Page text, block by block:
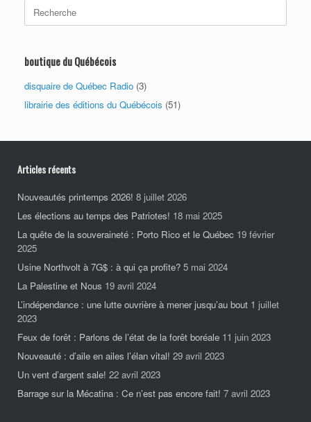
for:
boutique du Québécois
disquaire de Québec Radio (3)
librairie des éditions du Québécois (51)
Articles récents
Nouveautés printemps 2026! 8 juillet 2026
Les élections au temps des Patriotes! 18 mai 2025
La quête de la souveraineté : Porto Rico et le Québec 19 février
2025
Usine Northvolt à 7G$ : à qui ça profite? 5 mai 2024
La Palestine et Nous 19 avril 2024
L’indépendance : une lutte ouvrière à mener jusqu’au bout 1 juillet
2023
Feux de forêt : Parlons de l’état de la forêt boréale 11 juin 2023
Nouveauté : d’aile en ailes l’élan vital! 29 avril 2023
Un vent d’argent sale! 22 avril 2023
Barrage sur la Mécatina : Ce n’est pas encore fait! 7 avril 2023